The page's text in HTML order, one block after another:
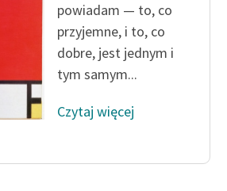
powiadam — to, co
przyjemne, i to, co
dobre, jest jednym i
tym samym...
Czytaj więcej